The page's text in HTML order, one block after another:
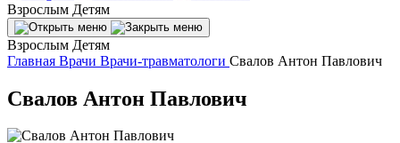
Взрослым Детям
Взрослым Детям
Главная Врачи Врачи-травматологи Свалов Антон Павлович
Свалов Антон Павлович